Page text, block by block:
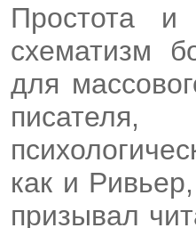
Простота и
схематизм
для
писателя,
как и
призывал